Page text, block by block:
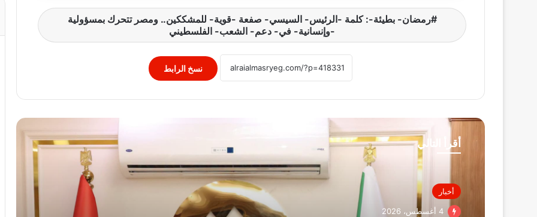
رمضان- بطيئة-: كلمة -الرئيس- السيسي- صفعة -قوية- للمشككين.. ومصر تتحرك بمسؤولية
-وإنسانية- في- دعم- الشعب- الفلسطيني
نسخ الرابط
أقرأ التالي
أخبار
4 أغسطس، 2026
225 درجة
محمد جبريل : زيادة الكهرباء 12% ترهق
كاملة
النائب سامي سوس عضو مجلس النواب عن
سوهاج المراغة حزب مستقبل وطن يتقدم
بخالص التهاني والشكر لفخامة الرئيس عبد
الفتاح السيسي رئيس الجمهورية
مصدر مطلع: مشاركة مصر في التحالف
البحري متعدد الجنسيات قيد الدراسة